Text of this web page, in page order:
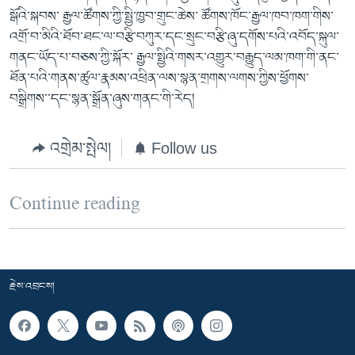
སྒོའི་སྐབས་ རྒྱལ་ཚོགས་ཀྱི་སྤྱི་ཁྱབ་གྲུང་ཆེས་ ཚོགས་ཁོང་རྒྱལ་ཁབ་ཁག་གིས་
འགྲོ་བ་མིའི་ཐོབ་ཐང་ལ་བརྩི་བཀུར་དང་སྲུང་བརྩི་ཞུ་དགོས་པའི་འབོད་སྐུལ་
གནང་ཡོད་པ་བཅས་ཀྱི་སྐོར་ རྒྱལ་སྤྱིའི་གསར་འགྱུར་བརྒྱུད་ལམ་ཁག་གི་ནང་
ཐོན་པའི་གནས་ཚུལ་རྣམས་འཕྲིན་ལས་སྙན་གྲགས་ལགས་ཀྱིས་ཕྱོགས་
བསྒྲིགས་་དང་སྙན་སྒྲོན་ཞུས་གནང་གི་རེད།
འགྲེམ་སྤེལ། Follow us
Continue reading
རྗེས་འབྲངས།